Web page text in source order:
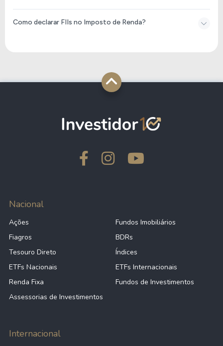
Como declarar FIIs no Imposto de Renda​?
Nacional
Ações
Fundos Imobiliários
Fiagros
BDRs
Tesouro Direto
Índices
ETFs Nacionais
ETFs Internacionais
Renda Fixa
Fundos de Investimentos
Assessorias de Investimentos
Internacional